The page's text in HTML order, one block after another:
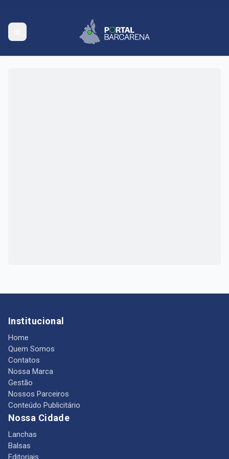
Institucional
Home
Quem Somos
Contatos
Nossa Marca
Gestão
Nossos Parceiros
Conteúdo Publicitário
Nossa Cidade
Lanchas
Balsas
Editoriais